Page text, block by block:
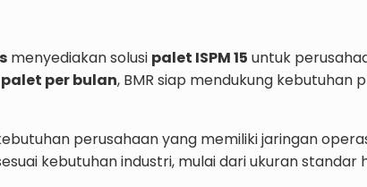
menyediakan solusi palet ISPM 15 untuk
palet per bulan, BMR siap mendukung kebutuhan
perusahaan yang memiliki jaringan
kebutuhan industri, mulai dari ukuran standar